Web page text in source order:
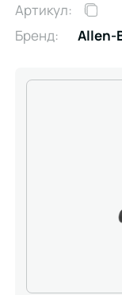
Артикул:
Бренд:
Allen-